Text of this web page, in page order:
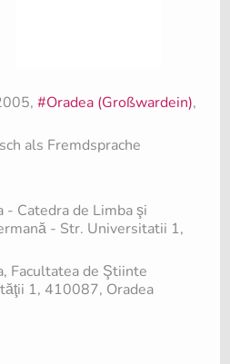
#Oradea (Großwardein),
als Fremdsprache
- Catedra de Limba şi
- Str. Universitatii 1,
Facultatea de Ştiinte
1, 410087, Oradea